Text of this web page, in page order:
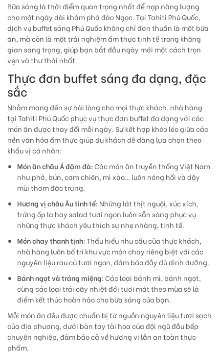
Bữa sáng là thời điểm quan trọng nhất để nạp năng lượng
cho một ngày dài khám phá đảo Ngọc. Tại Tahiti Phú Quốc,
dịch vụbuffet sáng Phú Quốckhông chỉ đơn thuần là một bữa
ăn, mà còn là một trải nghiệm ẩm thực tinh tế trong không
gian sang trọng, giúp bạn bắt đầu ngày mới một cách trọn
vẹn và thư thái nhất.
Thực đơn buffet sáng đa dạng, đặc
sắc
Nhằm mang đến sự hài lòng cho mọi thực khách, nhà hàng
tại Tahiti Phú Quốc phục vụ thực đơn buffet đa dạng với các
món ăn được thay đổi mỗi ngày. Sự kết hợp khéo léo giữa các
nền văn hóa ẩm thực giúp du khách dễ dàng lựa chọn theo
khẩu vị cá nhân:
Món ăn châu Á đậm đà:Các món ăn truyền thống Việt Nam
như phở, bún, cơm chiên, mì xào… luôn nóng hổi và dậy
mùi thơm đặc trưng.
Hương vị châu Âu tinh tế: Những lát thịt nguội, xúc xích,
trứng ốp la hay salad tươi ngon luôn sẵn sàng phục vụ
những thực khách yêu thích sự nhẹ nhàng, tinh tế.
Món chay thanh tịnh:Thấu hiểu nhu cầu của thực khách,
nhà hàng luôn bố trí khu vực món chay riêng biệt với các
nguyên liệu rau củ tươi ngon, đảm bảo đầy đủ dinh dưỡng.
Bánh ngọt và tráng miệng:Các loại bánh mì, bánh ngọt,
cùng các loại trái cây nhiệt đới tươi mát theo mùa sẽ là
điểm kết thúc hoàn hảo cho bữa sáng của bạn.
Mỗi món ăn đều được chuẩn bị từ nguồn nguyên liệu tươi sạch
của địa phương, dưới bàn tay tài hoa của đội ngũ đầu bếp
chuyên nghiệp, đảm bảo cả về hương vị lẫn an toàn thực
phẩm.